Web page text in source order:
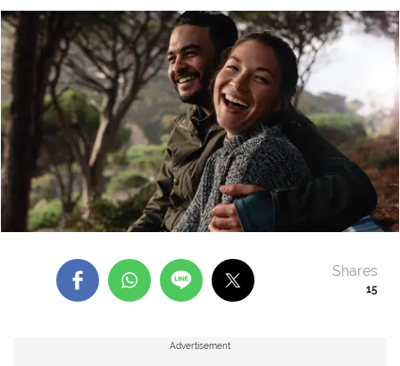
15
Shares
Advertisement